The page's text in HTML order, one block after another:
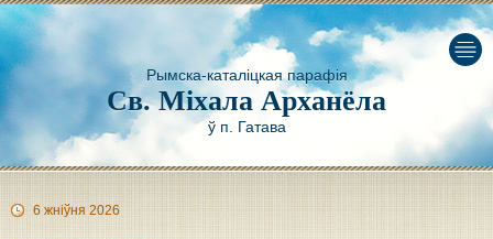
Рымска-каталіцкая парафія
Св. Міхала Арханёла
ў п. Гатава
6 жніўня 2026